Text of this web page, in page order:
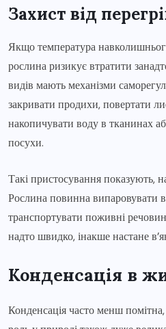
Захист від
Якщо температура
рослина ризикує втратити
видів мають механізми
закривати продихи, повертати
накопичувати воду в тканинах
посухи.
Такі пристосування показують,
Рослина повинна випаровувати
транспортувати поживні
надто швидко, інакше настане
Конденсація в
Конденсація часто менш